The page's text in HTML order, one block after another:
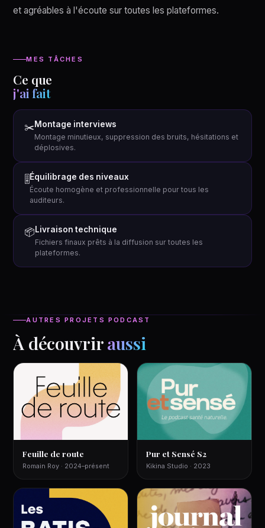
et agréables à l'écoute sur toutes les plateformes.
MES TÂCHES
Ce que
j'ai fait
✂️Montage interviews
Montage minutieux, suppression des bruits, hésitations et
déplosives.
🎚️ Équilibrage des niveaux
Écoute homogène et professionnelle pour tous les
auditeurs.
📦Livraison technique
Fichiers finaux prêts à la diffusion sur toutes les
plateformes.
AUTRES PROJETS PODCAST
À découvriraussi
Feuille de route
Romain Roy · 2024–présent
Pur et Sensé S2
Kikina Studio · 2023